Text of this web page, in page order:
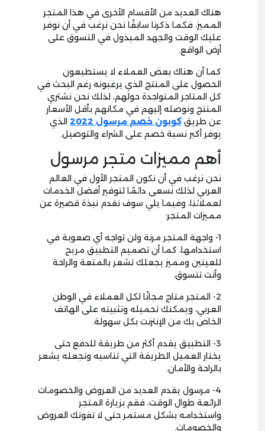
هناك العديد من الأقسام الأخرى في هذا المتجر
المميز، فكما ذكرنا سابقًا نحن نرغب في أن نوفر
عليك الوقت والجهد المبذول في التسوق على
أرض الواقع.
كما أن هناك بعض العملاء لا يستطيعون
الحصول على المنتج الذي يرغبونه رغم البحث في
كل المتاجر المتواجدة حولهم، لذلك نحن نشتري
المنتج ونوصله إليهم في مكانهم بأقل الأسعار
عن طريق كوبون خصم مرسول 2022
الذي
يوفر أكبر نسبة خصم على الشراء والتوصيل.
أهم مميزات متجر مرسول
نحن نرغب في أن نكون المتجر الأول في العالم
العربي لذلك نسعى دائمًا لتوفير أفضل الخدمات
لعملائنا، وفيما يلي سوف نقدم نبذة قصيرة عن
مميزات المتجر:
1- واجهة المتجر مرنة ولن تواجه أي صعوبة في
استخدامها، كما أن تصميم التطبيق مريح
للعينين ومميز يجعلك تشعر بالمتعة والراحة
وأنت تتسوق.
2- المتجر متاح مجانًا لكل العملاء في الوطن
العربي، ويمكنك تحميله وتثبيته على الهاتف
الخاص بك من الإنترنت بكل سهولة.
3- التطبيق يقدم أكثر من طريقة للدفع حتى
يختار العميل الطريقة التي تناسبه وتجعله يشعر
بالراحة والأمان.
4- مرسول يقدم العديد من العروض والخصومات
الرائعة طوال الوقت، فقم بزيارة المتجر
واستخدامه بشكل مستمر حتى لا تفوتك العروض
والخصومات.